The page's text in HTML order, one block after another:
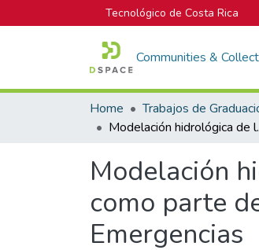
Tecnológico de Costa Rica
Communities &
Home Trabajos de
Modelación hidrológica de las
Modelación
como parte
Emergencias